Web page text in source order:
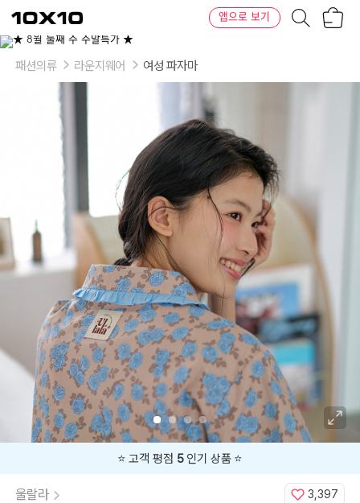
텐
바
텐
앱으로 보기
이
상
패션의류 라운지웨어 여성 파자마
지금 30% 할인 중 🔥
울랄라 3,397